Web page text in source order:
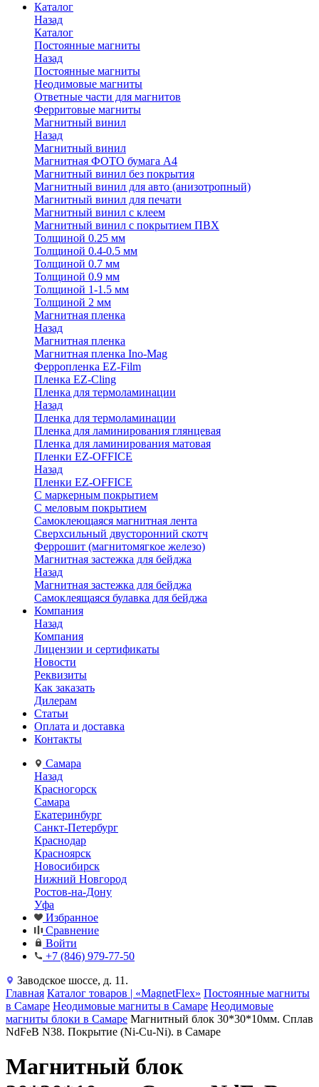
Каталог
Назад
Каталог
Постоянные магниты
Назад
Постоянные магниты
Неодимовые магниты
Ответные части для магнитов
Ферритовые магниты
Магнитный винил
Назад
Магнитный винил
Магнитная ФОТО бумага А4
Магнитный винил без покрытия
Магнитный винил для авто (анизотропный)
Магнитный винил для печати
Магнитный винил с клеем
Магнитный винил с покрытием ПВХ
Толщиной 0.25 мм
Толщиной 0.4-0.5 мм
Толщиной 0.7 мм
Толщиной 0.9 мм
Толщиной 1-1.5 мм
Толщиной 2 мм
Магнитная пленка
Назад
Магнитная пленка
Магнитная пленка Ino-Mag
Ферропленка EZ-Film
Пленка EZ-Cling
Пленка для термоламинации
Назад
Пленка для термоламинации
Пленка для ламинирования глянцевая
Пленка для ламинирования матовая
Пленки EZ-OFFICE
Назад
Пленки EZ-OFFICE
С маркерным покрытием
С меловым покрытием
Самоклеющаяся магнитная лента
Сверхсильный двусторонний скотч
Феррошит (магнитомягкое железо)
Магнитная застежка для бейджа
Назад
Магнитная застежка для бейджа
Самоклеящаяся булавка для бейджа
Компания
Назад
Компания
Лицензии и сертификаты
Новости
Реквизиты
Как заказать
Дилерам
Статьи
Оплата и доставка
Контакты
Самара
Назад
Красногорск
Самара
Екатеринбург
Санкт-Петербург
Краснодар
Красноярск
Новосибирск
Нижний Новгород
Ростов-на-Дону
Уфа
Избранное
Сравнение
Войти
+7 (846) 979-77-50
Заводское шоссе, д. 11.
Главная Каталог товаров | «MagnetFlex» Постоянные магниты
в Самаре Неодимовые магниты в Самаре Неодимовые
магниты блоки в Самаре Магнитный блок 30*30*10мм. Сплав
NdFeB N38. Покрытие (Ni-Cu-Ni). в Самаре
Магнитный блок